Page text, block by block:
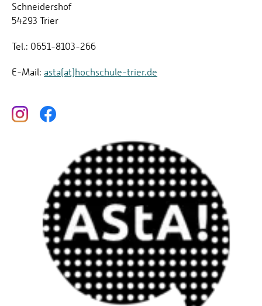
Schneidershof
54293 Trier
Tel.: 0651-8103-266
E-Mail: asta(at)hochschule-trier.de